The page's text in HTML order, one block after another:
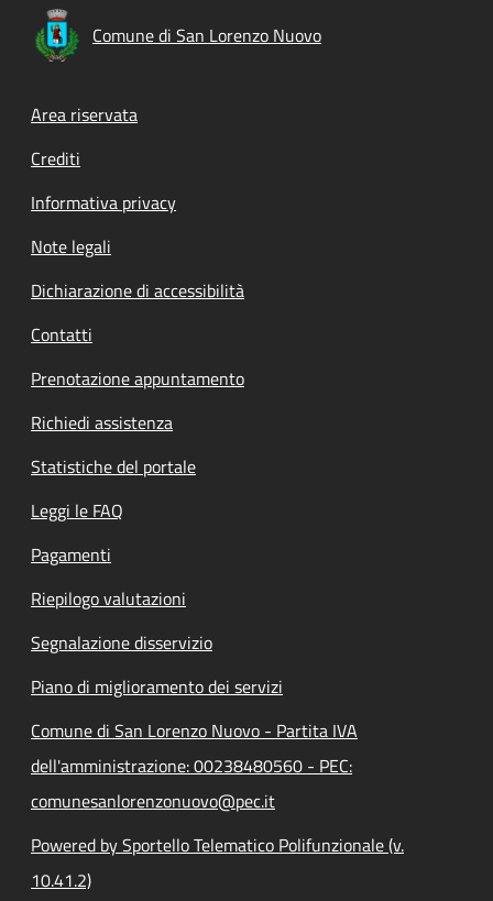
Comune di San Lorenzo Nuovo
Footer menu
Area riservata
Crediti
Informativa privacy
Note legali
Dichiarazione di accessibilità
Contatti
Prenotazione appuntamento
Richiedi assistenza
Statistiche del portale
Leggi le FAQ
Pagamenti
Riepilogo valutazioni
Segnalazione disservizio
Piano di miglioramento dei servizi
Comune di San Lorenzo Nuovo - Partita IVA
dell'amministrazione: 00238480560 - PEC:
comunesanlorenzonuovo@pec.it
Powered by Sportello Telematico Polifunzionale (v.
10.41.2)